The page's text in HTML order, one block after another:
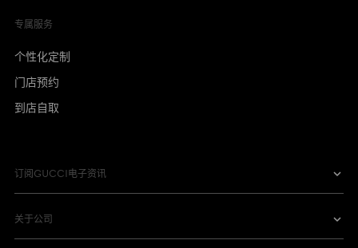
专属服务
个性化定制
门店预约
到店自取
订阅GUCCI电子资讯
关于公司